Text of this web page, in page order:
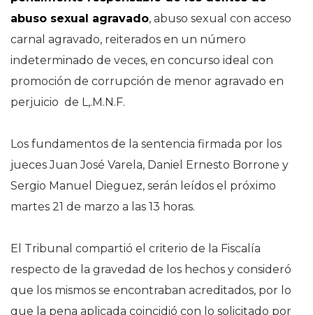
abuso sexual agravado, abuso sexual con acceso
carnal agravado, reiterados en un número
indeterminado de veces, en concurso ideal con
promoción de corrupción de menor agravado en
perjuicio de L,.M.N.F.
Los fundamentos de la sentencia firmada por los
jueces Juan José Varela, Daniel Ernesto Borrone y
Sergio Manuel Dieguez, serán leídos el próximo
martes 21 de marzo a las 13 horas.
El Tribunal compartió el criterio de la Fiscalía
respecto de la gravedad de los hechos y consideró
que los mismos se encontraban acreditados, por lo
que la pena aplicada coincidió con lo solicitado por